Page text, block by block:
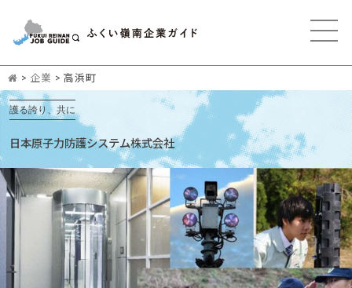
> 企業 > 高浜町
護る誇り、共に
日本原子力防護システム株式会社